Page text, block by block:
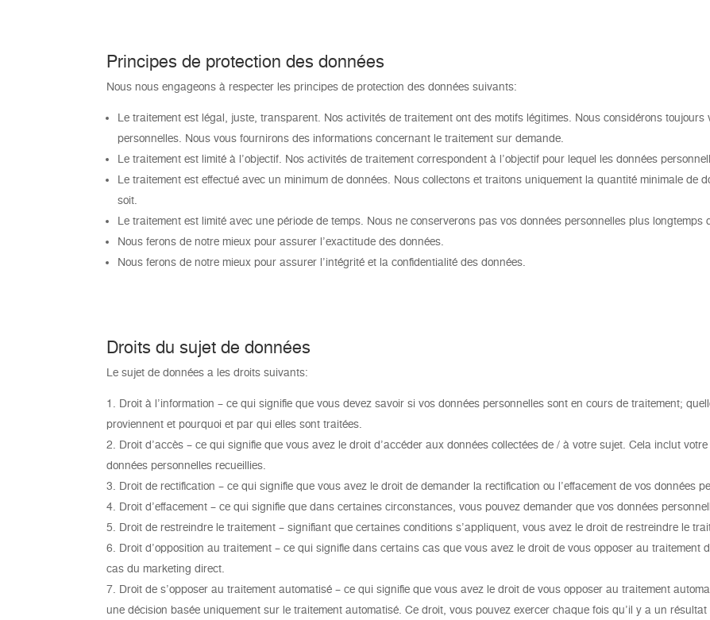
Principes de protection des données
Nous nous engageons à respecter les principes de protection des données suivants:
Le traitement est légal, juste, transparent. Nos activités de traitement ont des motifs légitimes. Nous considérons
personnelles. Nous vous fournirons des informations concernant le traitement sur demande.
Le traitement est limité à l’objectif. Nos activités de traitement correspondent à l’objectif pour lequel les données
Le traitement est effectué avec un minimum de données. Nous collectons et traitons uniquement la quantité minimale de
soit.
Le traitement est limité avec une période de temps. Nous ne conserverons pas vos données personnelles plus longtemps
Nous ferons de notre mieux pour assurer l’exactitude des données.
Nous ferons de notre mieux pour assurer l’intégrité et la confidentialité des données.
Droits du sujet de données
Le sujet de données a les droits suivants:
Droit à l’information – ce qui signifie que vous devez savoir si vos données personnelles sont en cours de traitement;
proviennent et pourquoi et par qui elles sont traitées.
Droit d’accès – ce qui signifie que vous avez le droit d’accéder aux données collectées de / à votre sujet. Cela inclut
données personnelles recueillies.
Droit de rectification – ce qui signifie que vous avez le droit de demander la rectification ou l’effacement de vos données
Droit d’effacement – ce qui signifie que dans certaines circonstances, vous pouvez demander que vos données
Droit de restreindre le traitement – signifiant que certaines conditions s’appliquent, vous avez le droit de restreindre le
Droit d’opposition au traitement – ce qui signifie dans certains cas que vous avez le droit de vous opposer au traitement
cas du marketing direct.
Droit de s’opposer au traitement automatisé – ce qui signifie que vous avez le droit de vous opposer au traitement
une décision basée uniquement sur le traitement automatisé. Ce droit, vous pouvez exercer chaque fois qu’il y a un